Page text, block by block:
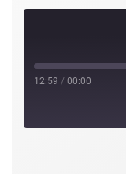
00:00
/
12:59